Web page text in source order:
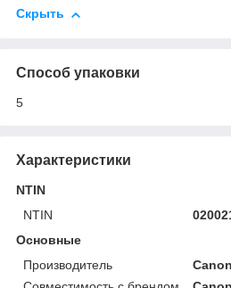
Скрыть
Способ упаковки
5
Характеристики
NTIN
NTIN
Основные
Производитель
Canon